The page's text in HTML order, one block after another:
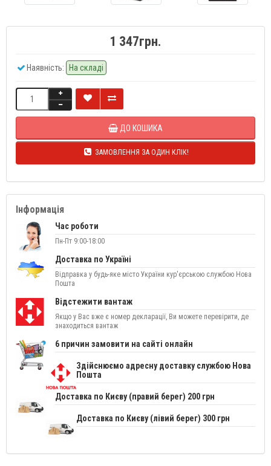
1 347грн.
Наявність: На складі
ДО КОШИКА
ЗАМОВЛЕННЯ ЗА ОДИН КЛІК!
Інформація
Час роботи
Пн-Пт 9:00-18:00
Доставка по Україні
Відправка у будь-яке місто України кур'єрською службою Нова
Пошта
Відстежити вантаж
Якщо у Вас вже є номер декларації, Ви можете перевірити, де
знаходиться вантаж
6 причин замовити на сайті онлайн
Здійснюємо адресну доставку службою Нова
Пошта
Доставка по Києву (правий берег) 200 грн
Доставка по Києву (лівий берег) 300 грн